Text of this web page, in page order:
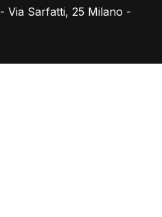
Via Sarfatti, 25 Milano -